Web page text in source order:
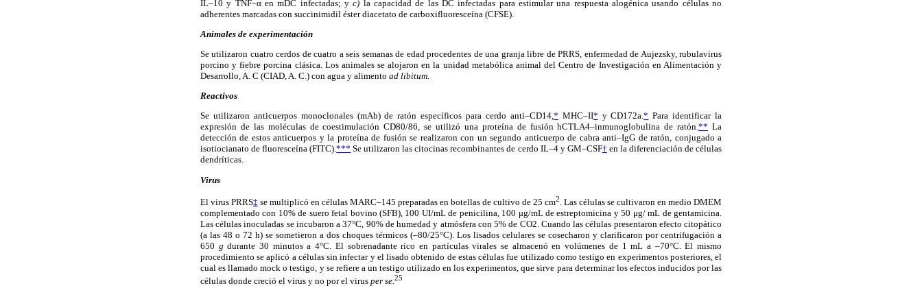
IL–10 y TNF–α en mDC infectadas; yc) la capacidad de las DC infectadas para estimular una respuesta alogénica usando células no
adherentes marcadas con succinimidil éster diacetato de carboxifluoresceína (CFSE).
Animales de experimentación
Se utilizaron cuatro cerdos de cuatro a seis semanas de edad procedentes de una granja libre de PRRS, enfermedad de Aujezsky, rubulavirus
porcino y fiebre porcina clásica. Los animales se alojaron en la unidad metabólica animal del Centro de Investigación en Alimentación y
Desarrollo, A. C (CIAD, A. C.) con agua y alimento ad libitum.
Reactivos
Se utilizaron anticuerpos monoclonales (mAb) de ratón específicos para cerdo anti–CD14,* MHC–II* y CD172a.* Para identificar la
expresión de las moléculas de coestimulación CD80/86, se utilizó una proteína de fusión hCTLA4–inmunoglobulina de ratón.** La
detección de estos anticuerpos y la proteína de fusión se realizaron con un segundo anticuerpo de cabra anti–IgG de ratón, conjugado a
isotiocianato de fluoresceína (FITC).*** Se utilizaron las citocinas recombinantes de cerdo IL–4 y GM–CSF† en la diferenciación de células
dendríticas.
Virus
El virus PRRS‡ se multiplicó en células MARC–145 preparadas en botellas de cultivo de 25 cm2. Las células se cultivaron en medio DMEM
complementado con 10% de suero fetal bovino (SFB), 100 UI/mL de penicilina, 100 μg/mL de estreptomicina y 50 μg/ mL de gentamicina.
Las células inoculadas se incubaron a 37°C, 90% de humedad y atmósfera con 5% de CO2. Cuando las células presentaron efecto citopático
(a las 48 o 72 h) se sometieron a dos choques térmicos (–80/25°C). Los lisados celulares se cosecharon y clarificaron por centrifugación a
650 gdurante 30 minutos a 4°C. El sobrenadante rico en partículas virales se almacenó en volúmenes de 1 mL a –70°C. El mismo
procedimiento se aplicó a células sin infectar y el lisado obtenido de estas células fue utilizado como testigo en experimentos posteriores, el
cual es llamado mock o testigo, y se refiere a un testigo utilizado en los experimentos, que sirve para determinar los efectos inducidos por las
células donde creció el virus y no por el virus per se.25